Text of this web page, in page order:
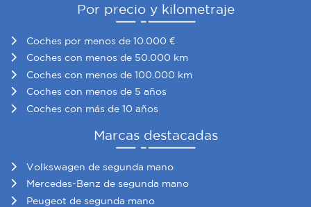
Por precio y kilometraje
Coches por menos de 10.000 €
Coches con menos de 50.000 km
Coches con menos de 100.000 km
Coches con menos de 5 años
Coches con más de 10 años
Marcas destacadas
Volkswagen de segunda mano
Mercedes-Benz de segunda mano
Peugeot de segunda mano